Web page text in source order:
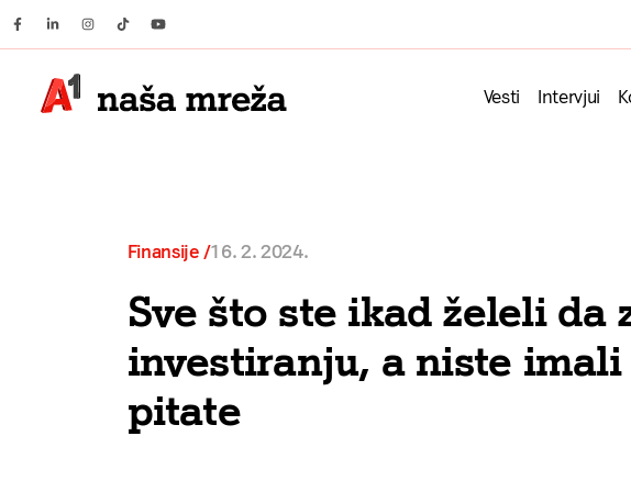
Facebook
LinkedinInstagram
TiktokYoutube
Vesti Intervjui
Finansije 16. 2. 2024.
Sve što ste ikad želeli da
investiranju, a niste imali
pitate